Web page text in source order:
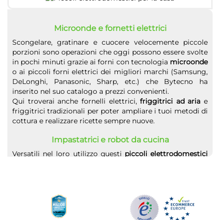
Microonde e fornetti elettrici
Scongelare, gratinare e cuocere velocemente piccole
porzioni sono operazioni che oggi possono essere svolte
in pochi minuti grazie ai forni con tecnologia microonde
o ai piccoli forni elettrici dei migliori marchi (Samsung,
DeLonghi, Panasonic, Sharp, etc.) che Bytecno ha
inserito nel suo catalogo a prezzi convenienti.
Qui troverai anche fornelli elettrici,friggitrici ad aria e
friggitrici tradizionali per poter ampliare i tuoi metodi di
cottura e realizzare ricette sempre nuove.
Impastatrici e robot da cucina
Versatili nel loro utilizzo questi piccoli elettrodomestici
più operazioni noiose ma potranno essere eseguite in
autonomia da questi strumenti lasciandoci il tempo di
dedicarci ad altro.